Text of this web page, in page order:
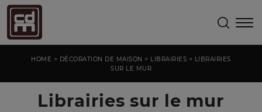
HOME > DÉCORATION DE MAISON > LIBRAIRIES > LIBRAIRIES
SUR LE MUR
Librairies sur le mur